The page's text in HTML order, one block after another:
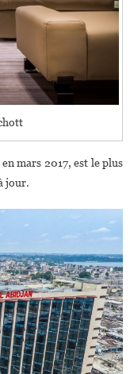
mars 2017, est le plus
jour.